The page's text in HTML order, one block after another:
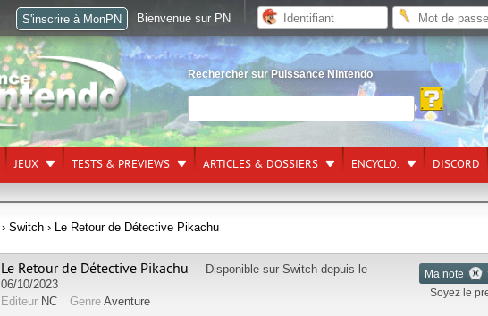
Rechercher sur Puissance Nintendo
JEUX TESTS & PREVIEWS ARTICLES & DOSSIERS ENCYCLO. DISCORD
› Switch › Le Retour de Détective Pikachu
Ma note
Soyez le
Le Retour de Détective Pikachu Disponible sur Switch depuis le
06/10/2023
Editeur NC Genre Aventure
S'inscrire à MonPN Bienvenue sur PN